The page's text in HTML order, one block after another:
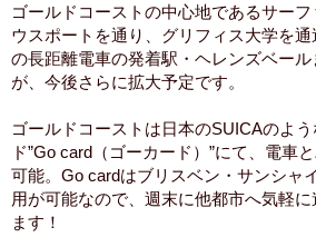
ゴールドコーストの中心地であるサー
ウスポートを通り、グリフィス大学を
の長距離電車の発着駅・ヘレンズベー
が、今後さらに拡大予定です。
ゴールドコーストは日本のSUICAのよ
ド”Go card（ゴーカード）”にて、電車
可能。Go cardはブリスベン・サンシャ
用が可能なので、週末に他都市へ気軽
ます！